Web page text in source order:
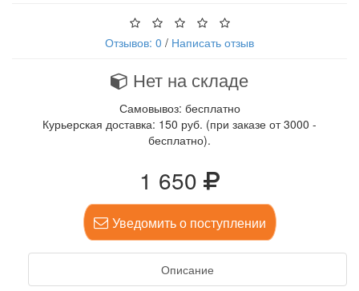
Отзывов: 0 / Написать отзыв
Нет на складе
Самовывоз: бесплатно
Курьерская доставка: 150 руб. (при заказе от 3000 -
бесплатно).
1 650
Уведомить о поступлении
Описание